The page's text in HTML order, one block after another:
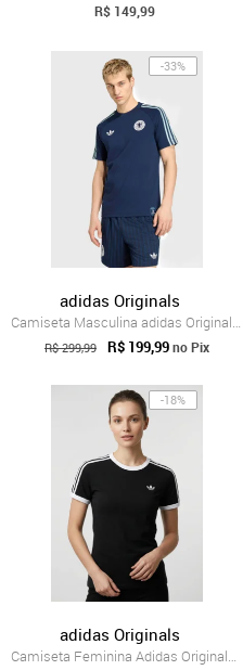
R$ 149,99
-33%
adidas Originals
Camiseta Masculina adidas Originals Alem...
R$ 299,99 R$ 199,99no Pix
-18%
adidas Originals
Camiseta Feminina Adidas Originals 3S Slim Preta